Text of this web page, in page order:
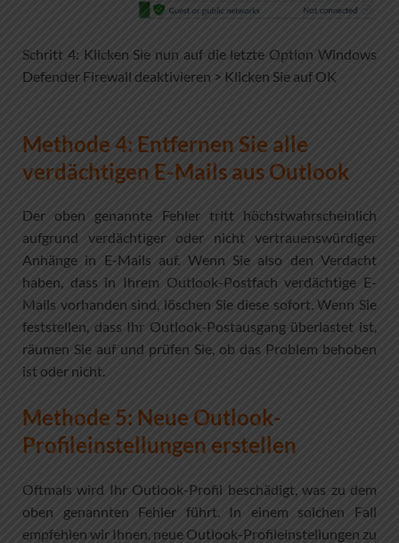
Schritt 4: Klicken Sie nun auf die letzte Option Windows
Defender Firewall deaktivieren > Klicken Sie auf OK
Methode 4: Entfernen Sie alle
verdächtigen E-Mails aus Outlook
Der oben genannte Fehler tritt höchstwahrscheinlich
aufgrund verdächtiger oder nicht vertrauenswürdiger
Anhänge in E-Mails auf. Wenn Sie also den Verdacht
haben, dass in Ihrem Outlook-Postfach verdächtige E-
Mails vorhanden sind, löschen Sie diese sofort. Wenn Sie
feststellen, dass Ihr Outlook-Postausgang überlastet ist,
räumen Sie auf und prüfen Sie, ob das Problem behoben
ist oder nicht.
Methode 5: Neue Outlook-
Profileinstellungen erstellen
Oftmals wird Ihr Outlook-Profil beschädigt, was zu dem
oben genannten Fehler führt. In einem solchen Fall
empfehlen wir Ihnen, neue Outlook-Profileinstellungen zu